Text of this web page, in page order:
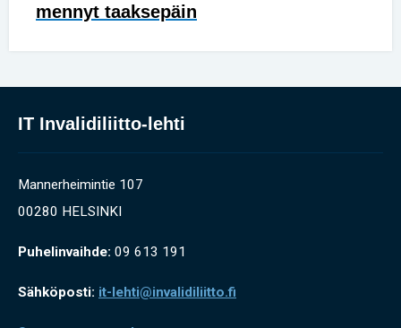
mennyt taaksepäin
IT Invalidiliitto-lehti
Mannerheimintie 107
00280 HELSINKI
Puhelinvaihde: 09 613 191
Sähköposti: it-lehti@invalidiliitto.fi